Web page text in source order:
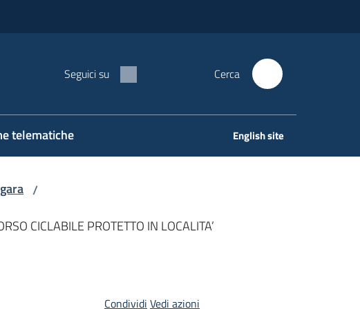
Seguici su Cerca
telematiche English site
/
CICLABILE PROTETTO IN LOCALITA’
Condividi Vedi azioni